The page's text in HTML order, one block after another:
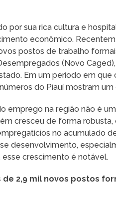
por sua rica cultura e
econômico.
postos de trabalho
(Novo
Em um período em que
do Piauí mostram um
emprego na região não é
cresceu de forma robusta,
no acumulado
desenvolvimento,
crescimento é notável.
de 2,9 mil novos postos